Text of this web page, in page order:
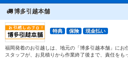
博多引越本舗
特典 保険 現金払い
福岡発着のお引越しは、地元の「博多引越本舗」にお
スタッフが、お見積りから作業終了後まで、責任を